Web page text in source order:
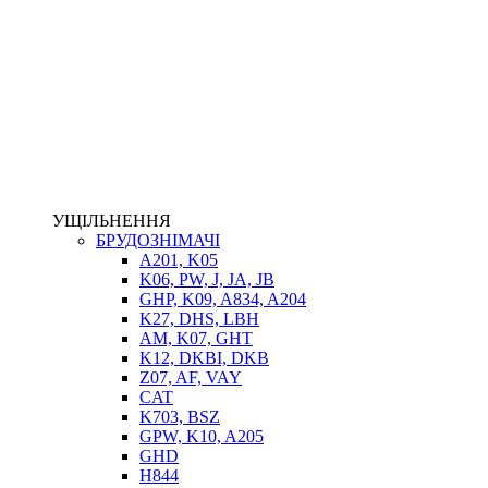
ВТУЛКИ
УЩІЛЬНЕННЯ
БРУДОЗНІМАЧІ
A201, K05
K06, PW, J, JA, JB
GHP, K09, A834, A204
K27, DHS, LBH
AM, K07, GHT
K12, DKBI, DKB
Z07, AF, VAY
CAT
K703, BSZ
GPW, K10, A205
GHD
H844